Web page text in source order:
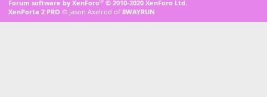
Forum software by XenForo
© 2010-2020 XenForo Ltd.
XenPorta 2 PRO © Jason Axelrod of 8WAYRUN